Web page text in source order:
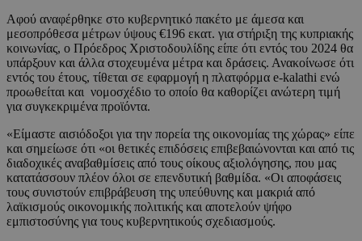
Αφού αναφέρθηκε στο κυβερνητικό πακέτο με άμεσα και
μεσοπρόθεσα μέτρων ύψους €196 εκατ. για στήριξη της κυπριακής
κοινωνίας, ο Πρόεδρος Χριστοδουλίδης είπε ότι εντός του 2024 θα
υπάρξουν και άλλα στοχευμένα μέτρα και δράσεις. Ανακοίνωσε ότι
εντός του έτους, τίθεται σε εφαρμογή η πλατφόρμα e-kalathi ενώ
προωθείται και νομοσχέδιο το οποίο θα καθορίζει ανώτερη τιμή
για συγκεκριμένα προϊόντα.
«Είμαστε αισιόδοξοι για την πορεία της οικονομίας της χώρας» είπε
και σημείωσε ότι «οι θετικές επιδόσεις επιβεβαιώνονται και από τις
διαδοχικές αναβαθμίσεις από τους οίκους αξιολόγησης, που μας
κατατάσσουν πλέον όλοι σε επενδυτική βαθμίδα. «Οι αποφάσεις
τους συνιστούν επιβράβευση της υπεύθυνης και μακριά από
λαϊκισμούς οικονομικής πολιτικής και αποτελούν ψήφο
εμπιστοσύνης για τους κυβερνητικούς σχεδιασμούς.